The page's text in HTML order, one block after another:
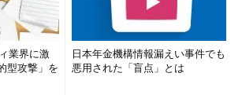
業界に激
型攻撃」を
日本年金機構情報漏えい事件でも
悪用された「盲点」とは